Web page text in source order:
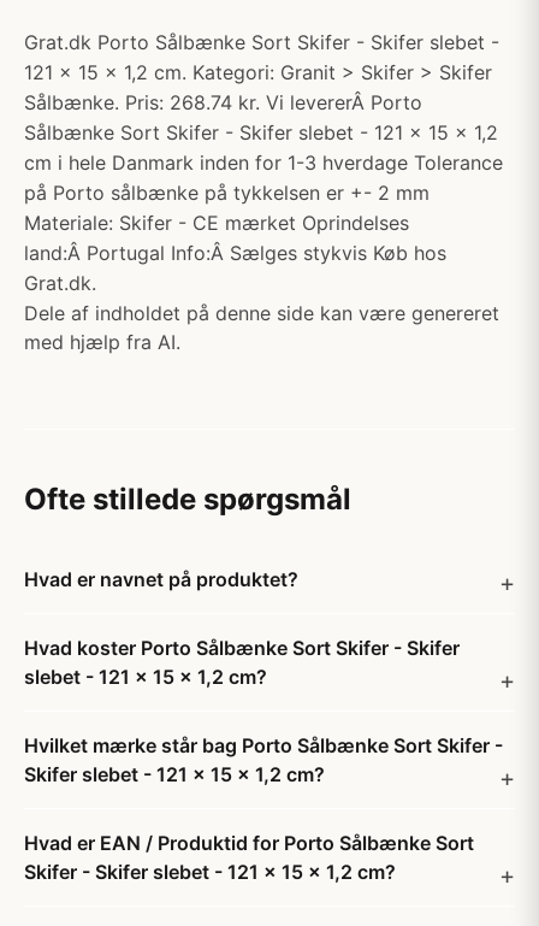
Grat.dk Porto Sålbænke Sort Skifer - Skifer slebet -
121 x 15 x 1,2 cm. Kategori: Granit > Skifer > Skifer
Sålbænke. Pris: 268.74 kr. Vi levererÂ Porto
Sålbænke Sort Skifer - Skifer slebet - 121 x 15 x 1,2
cm i hele Danmark inden for 1-3 hverdage Tolerance
på Porto sålbænke på tykkelsen er +- 2 mm
Materiale: Skifer - CE mærket Oprindelses
land:Â Portugal Info:Â Sælges stykvis Køb hos
Grat.dk.
Dele af indholdet på denne side kan være genereret
med hjælp fra AI.
Ofte stillede spørgsmål
Hvad er navnet på produktet?
Hvad koster Porto Sålbænke Sort Skifer - Skifer
slebet - 121 x 15 x 1,2 cm?
Hvilket mærke står bag Porto Sålbænke Sort Skifer -
Skifer slebet - 121 x 15 x 1,2 cm?
Hvad er EAN / Produktid for Porto Sålbænke Sort
Skifer - Skifer slebet - 121 x 15 x 1,2 cm?